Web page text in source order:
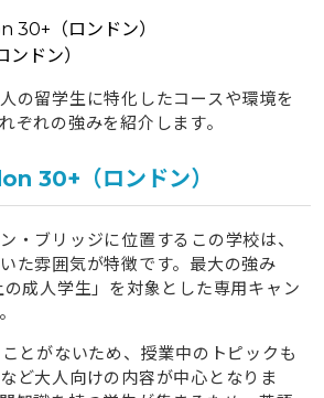
30+（ロンドン）
ドン）
の留学生に特化したコースや環境を
ぞれの強みを紹介します。
30+（ロンドン）
・ブリッジに位置するこの学校は、
た雰囲気が特徴です。最大の強み
成人学生」を対象とした専用キャン
とがないため、授業中のトピックも
ど大人向けの内容が中心となりま